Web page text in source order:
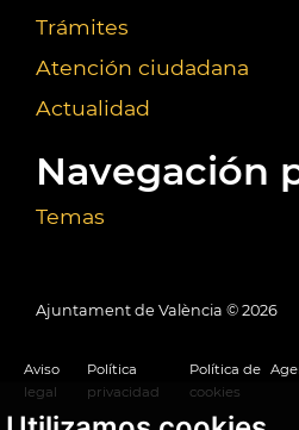
Trámites
Atención ciudadana
Actualidad
Navegación
Temas
Ajuntament de València © 2026
Aviso
legal
Política
privacidad
Política de
cookies